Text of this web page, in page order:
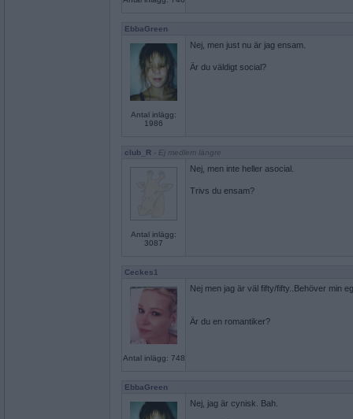
EbbaGreen
Antal inlägg:
1986
Nej, men just nu är jag ensam.
Är du väldigt social?
club_R - Ej medlem längre
Antal inlägg:
3087
Nej, men inte heller asocial.
Trivs du ensam?
Ceckes1
Antal inlägg: 748
Nej men jag är väl fifty/fifty..Behöver min
Är du en romantiker?
EbbaGreen
Nej, jag är cynisk. Bah.